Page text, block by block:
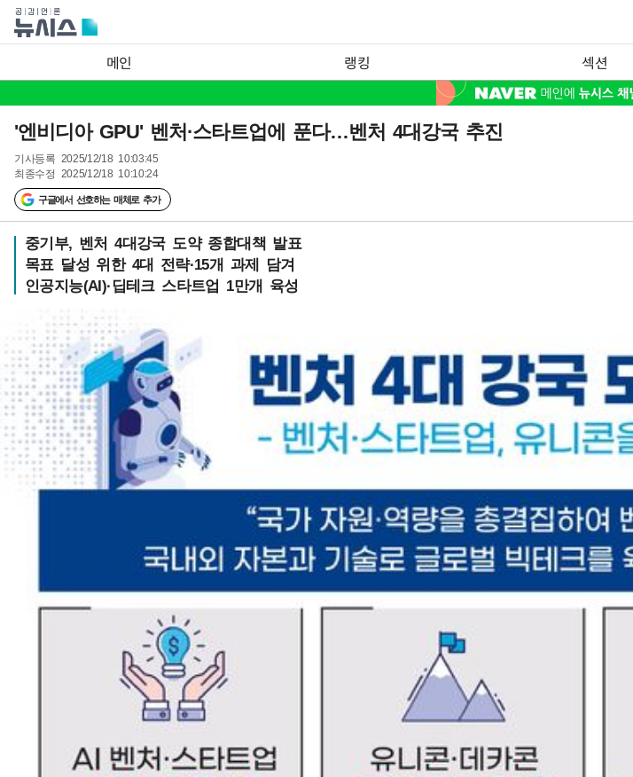
메인 랭킹 섹션
'엔비디아 GPU' 벤처·스타트업에 푼다…벤처 4대강국 추진
기사등록 2025/12/18 10:03:45
최종수정 2025/12/18 10:10:24
구글에서 선호하는 매체로 추가
중기부, 벤처 4대강국 도약 종합대책 발표
목표 달성 위한 4대 전략·15개 과제 담겨
인공지능(AI)·딥테크 스타트업 1만개 육성